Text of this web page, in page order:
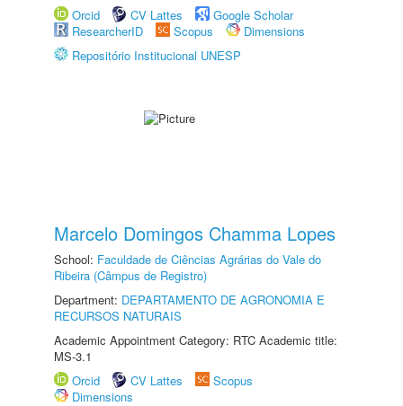
Orcid
CV Lattes
Google Scholar
ResearcherID
Scopus
Dimensions
Repositório Institucional UNESP
Marcelo Domingos Chamma Lopes
School: Faculdade de Ciências Agrárias do Vale do
Ribeira (Câmpus de Registro)
Department: DEPARTAMENTO DE AGRONOMIA E
RECURSOS NATURAIS
Academic Appointment Category: RTC Academic title:
MS-3.1
Orcid
CV Lattes
Scopus
Dimensions